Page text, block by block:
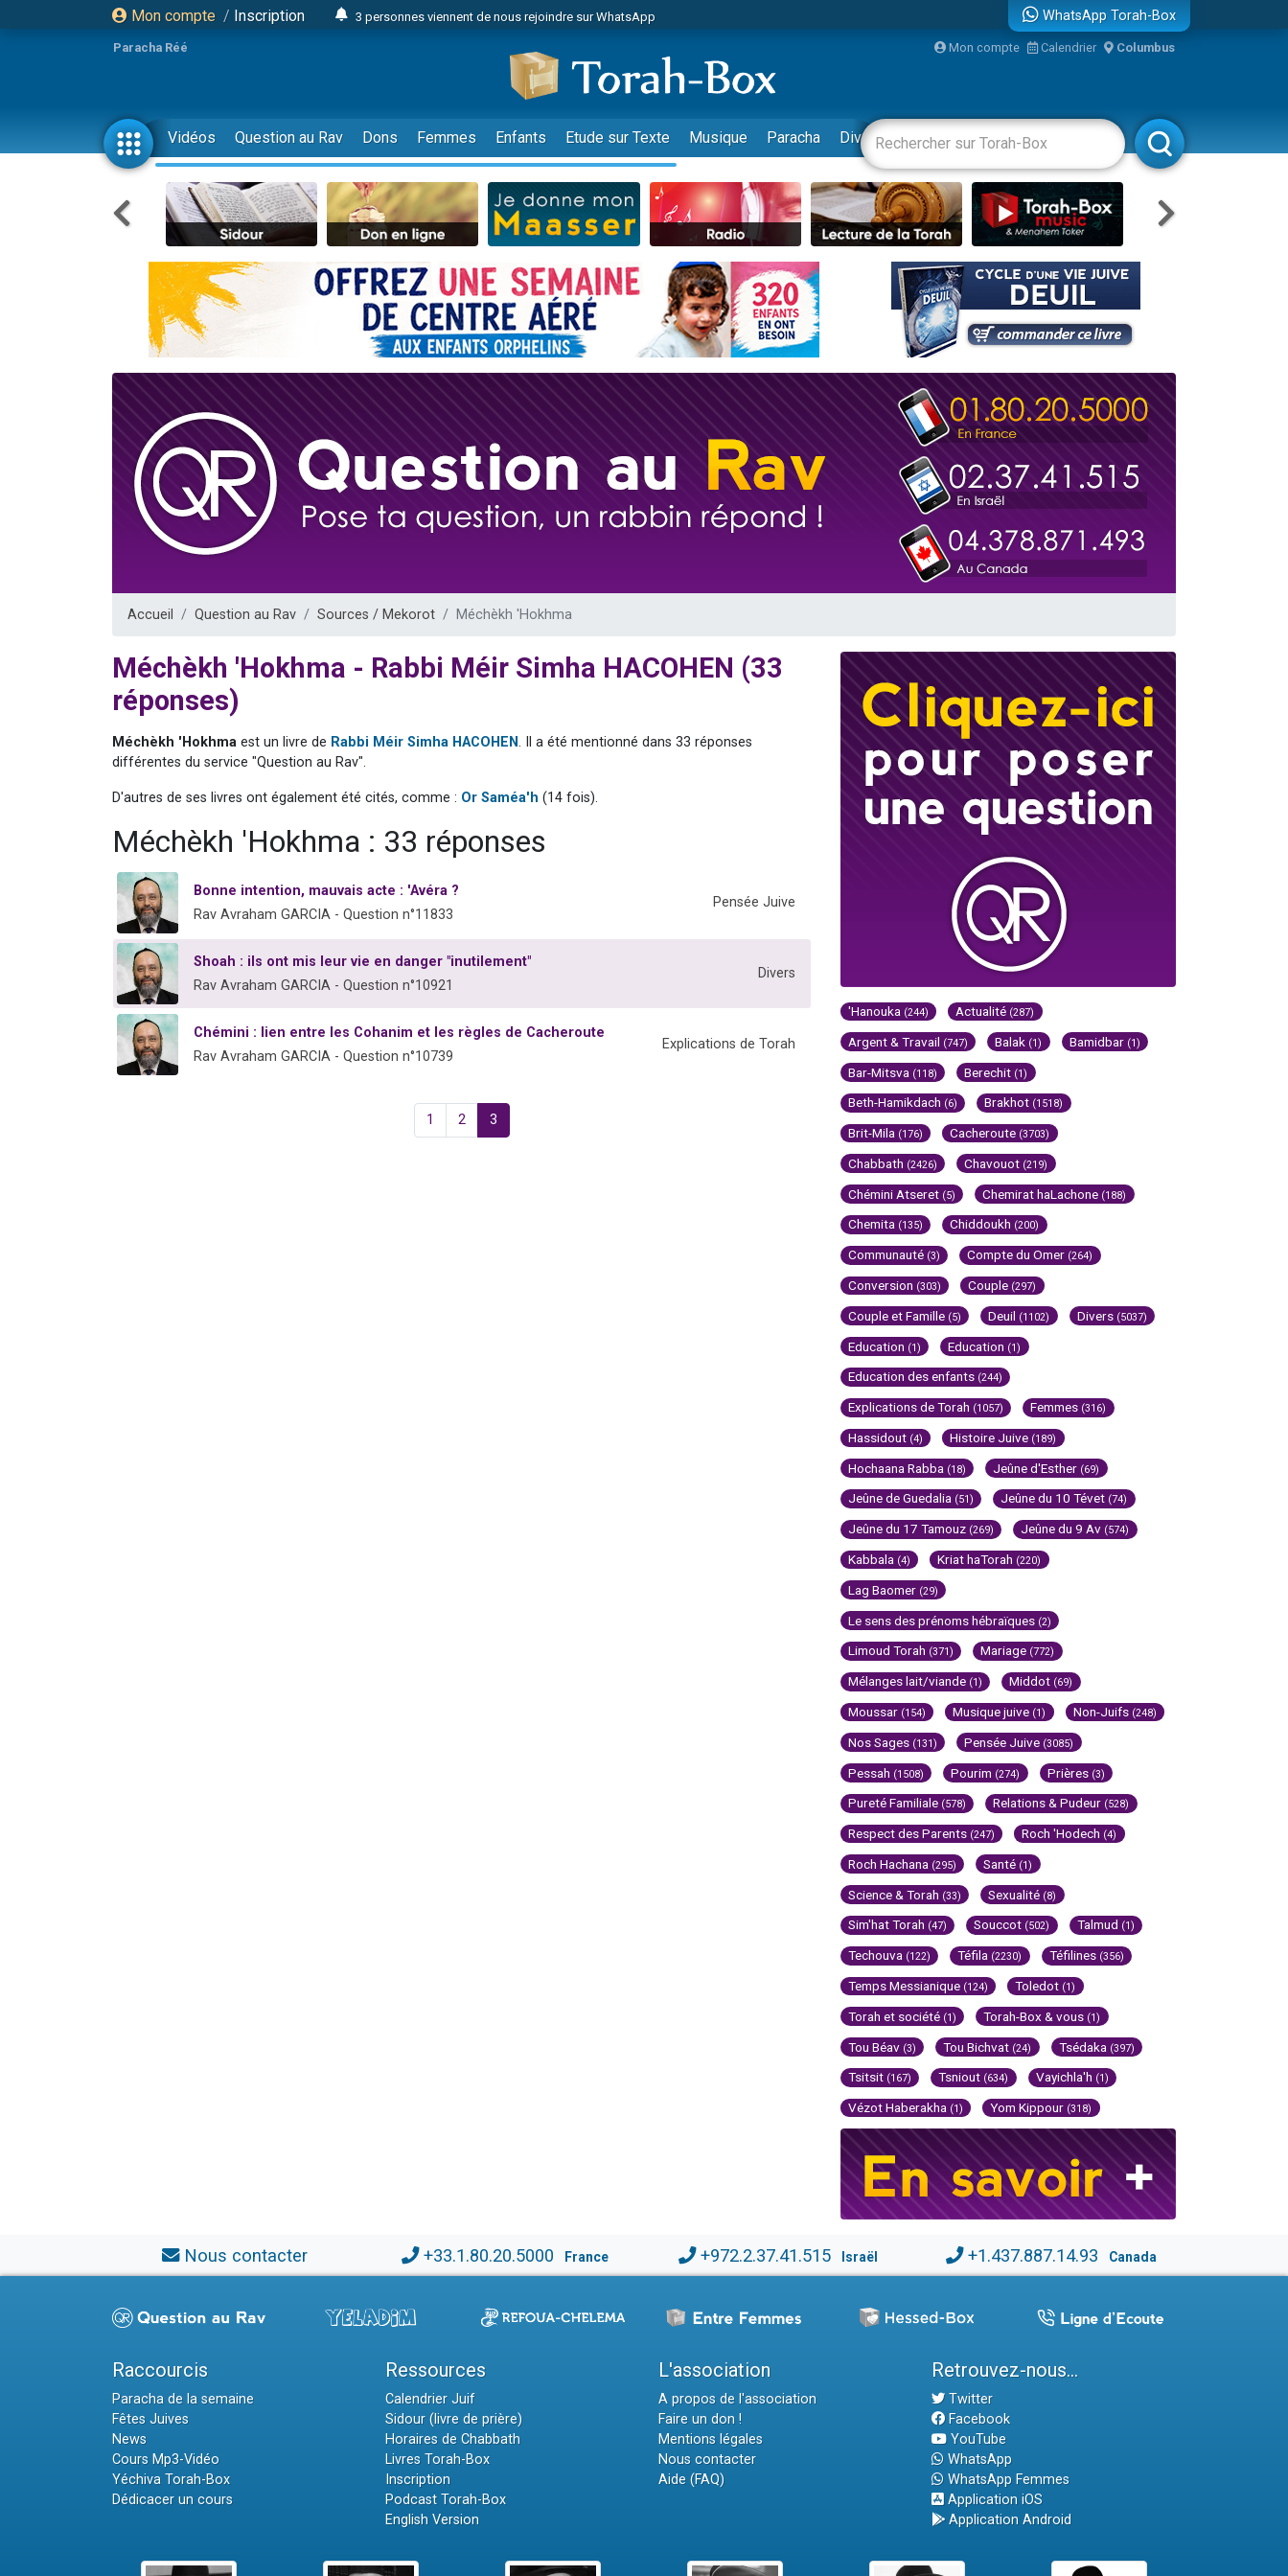
Mon compte / Inscription
3 personnes viennent de nous rejoindre sur WhatsApp
3 personnes viennent de faire un don pour 5 jours de vacances aux Orphelins
3 personnes viennent de faire un don pour Diane, 80 ans, dans un appartement insalubre
2 personnes viennent de nous rejoindre sur WhatsApp
13 personnes viennent de demander une bénédiction
30 personnes viennent de faire un don pour Sauvez la jambe de Yohan
Il reste 49 places pour étudier en groupe sur Zoom
12 nouvelles musiques dans Torah-Box Music
3 personnes viennent de nous rejoindre sur WhatsApp
2 personnes viennent de nous rejoindre sur WhatsApp
2 nouvelles musiques dans Torah-Box Music
3 personnes viennent de nous rejoindre sur WhatsApp
8 personnes viennent de faire un don pour Tsédaka : pauvres d'Israel
Nouvelle émission radio : Visions de grandeur n°104 : Le Chabbath et le Birkat Hamazone à travers le temps
61 personnes viennent de demander une bénédiction
Il reste 49 places pour étudier en groupe sur Zoom
Ariel vient de donner son Maasser
Nathaniel vient de donner son Maasser
WhatsApp Torah-Box
Paracha Réé Mon compte Calendrier Columbus
Vidéos Question au Rav Dons Femmes Enfants Etude sur Texte Musique Paracha Divertissements Livres Rabbanim
Accueil Question au Rav Sources / Mekorot Méchèkh 'Hokhma
Méchèkh 'Hokhma - Rabbi Méir Simha HACOHEN (33
réponses)
Méchèkh 'Hokhma est un livre de Rabbi Méir Simha HACOHEN. Il a été mentionné dans 33 réponses
différentes du service "Question au Rav".
D'autres de ses livres ont également été cités, comme : Or Saméa'h (14 fois).
Méchèkh 'Hokhma : 33 réponses
Bonne intention, mauvais acte : 'Avéra ?
Rav Avraham GARCIA - Question n°11833
Pensée Juive
Shoah : ils ont mis leur vie en danger "inutilement"
Rav Avraham GARCIA - Question n°10921
Divers
Chémini : lien entre les Cohanim et les règles de Cacheroute
Rav Avraham GARCIA - Question n°10739
Explications de Torah
1 2 3
'Hanouka (244) Actualité (287)
Argent & Travail (747) Balak (1) Bamidbar (1)
Bar-Mitsva (118) Berechit (1)
Beth-Hamikdach (6) Brakhot (1518)
Brit-Mila (176) Cacheroute (3703)
Chabbath (2426) Chavouot (219)
Chémini Atseret (5) Chemirat haLachone (188)
Chemita (135) Chiddoukh (200)
Communauté (3) Compte du Omer (264)
Conversion (303) Couple (297)
Couple et Famille (5) Deuil (1102) Divers (5037)
Education (1) Education (1)
Education des enfants (244)
Explications de Torah (1057) Femmes (316)
Hassidout (4) Histoire Juive (189)
Hochaana Rabba (18) Jeûne d'Esther (69)
Jeûne de Guedalia (51) Jeûne du 10 Tévet (74)
Jeûne du 17 Tamouz (269) Jeûne du 9 Av (574)
Kabbala (4) Kriat haTorah (220)
Lag Baomer (29)
Le sens des prénoms hébraïques (2)
Limoud Torah (371) Mariage (772)
Mélanges lait/viande (1) Middot (69)
Moussar (154) Musique juive (1) Non-Juifs (248)
Nos Sages (131) Pensée Juive (3085)
Pessah (1508) Pourim (274) Prières (3)
Pureté Familiale (578) Relations & Pudeur (528)
Respect des Parents (247) Roch 'Hodech (4)
Roch Hachana (295) Santé (1)
Science & Torah (33) Sexualité (8)
Sim'hat Torah (47) Souccot (502) Talmud (1)
Techouva (122) Téfila (2230) Téfilines (356)
Temps Messianique (124) Toledot (1)
Torah et société (1) Torah-Box & vous (1)
Tou Béav (3) Tou Bichvat (24) Tsédaka (397)
Tsitsit (167) Tsniout (634) Vayichla'h (1)
Vézot Haberakha (1) Yom Kippour (318)
Nous contacter +33.1.80.20.5000 France +972.2.37.41.515 Israël +1.437.887.14.93 Canada
Raccourcis
Paracha de la semaine
Fêtes Juives
News
Cours Mp3-Vidéo
Yéchiva Torah-Box
Dédicacer un cours
Ressources
Calendrier Juif
Sidour (livre de prière)
Horaires de Chabbath
Livres Torah-Box
Inscription
Podcast Torah-Box
English Version
L'association
A propos de l'association
Faire un don !
Mentions légales
Nous contacter
Aide (FAQ)
Retrouvez-nous...
Twitter
Facebook
YouTube
WhatsApp
WhatsApp Femmes
Application iOS
Application Android